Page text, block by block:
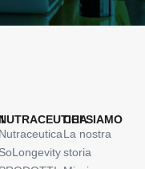
Nutraceutica
SoLongevity
CHI SIAMO
La nostra
storia